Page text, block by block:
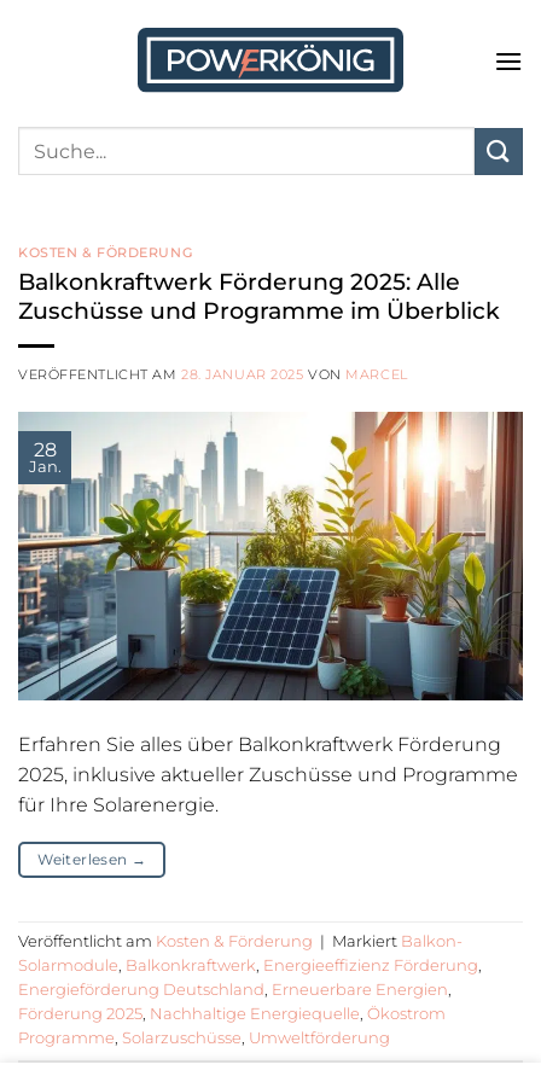
KOSTEN & FÖRDERUNG
Balkonkraftwerk Förderung 2025: Alle
Zuschüsse und Programme im Überblick
VERÖFFENTLICHT AM28. JANUAR 2025 VON MARCEL
28
Jan.
Erfahren Sie alles über Balkonkraftwerk Förderung
2025, inklusive aktueller Zuschüsse und Programme
für Ihre Solarenergie.
Weiterlesen →
Veröffentlicht am Kosten & Förderung | Markiert Balkon-
Solarmodule Balkonkraftwerk Energieeffizienz Förderung
Energieförderung Deutschland Erneuerbare Energien
Förderung 2025 Nachhaltige Energiequelle Ökostrom
Programme Solarzuschüsse Umweltförderung